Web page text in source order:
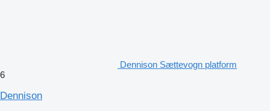
Dennison Sættevogn platform
6
Dennison